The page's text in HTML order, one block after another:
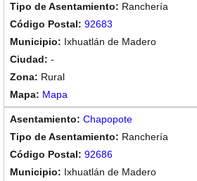
Ranchería
92683
Ixhuatlán de Madero
-
Rural
Mapa
Chapopote
Ranchería
92686
Ixhuatlán de Madero